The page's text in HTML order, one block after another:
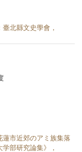
北縣文史學會，
蓮市近郊のアミ族集落
部研究論集》，